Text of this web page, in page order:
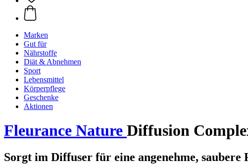
Marken
Gut für
Nährstoffe
Diät & Abnehmen
Sport
Lebensmittel
Körperpflege
Geschenke
Aktionen
Fleurance Nature Diffusion
Sorgt im Diffuser für eine angenehme, saubere